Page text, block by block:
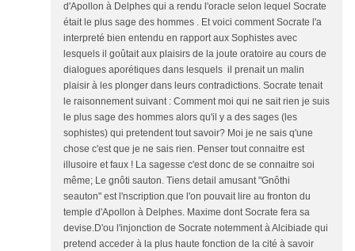
d'Apollon à Delphes qui a rendu l'oracle selon lequel Socrate
était le plus sage des hommes . Et voici comment Socrate l'a
interpreté bien entendu en rapport aux Sophistes avec
lesquels il goûtait aux plaisirs de la joute oratoire au cours de
dialogues aporétiques dans lesquels il prenait un malin
plaisir à les plonger dans leurs contradictions. Socrate tenait
le raisonnement suivant : Comment moi qui ne sait rien je suis
le plus sage des hommes alors qu'il y a des sages (les
sophistes) qui pretendent tout savoir? Moi je ne sais q'une
chose c'est que je ne sais rien. Penser tout connaitre est
illusoire et faux ! La sagesse c'est donc de se connaitre soi
même; Le gnôti sauton. Tiens detail amusant "Gnôthi
seauton" est l'nscription.que l'on pouvait lire au fronton du
temple d'Apollon à Delphes. Maxime dont Socrate fera sa
devise.D'ou l'injonction de Socrate notemment à Alcibiade qui
pretend acceder à la plus haute fonction de la cité à savoir